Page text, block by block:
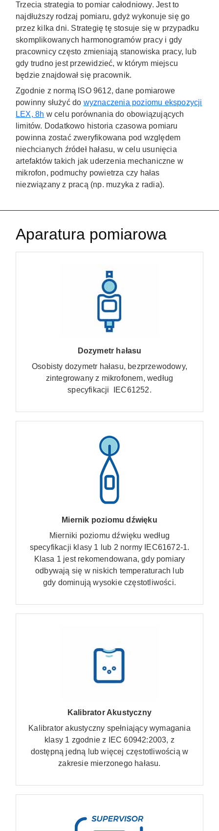
Trzecia strategia to pomiar całodniowy. Jest to
najdłuższy rodzaj pomiaru, gdyż wykonuje się go
przez kilka dni. Strategię tę stosuje się w przypadku
skomplikowanych harmonogramów pracy i gdy
pracownicy często zmieniają stanowiska pracy, lub
gdy trudno jest przewidzieć, w którym miejscu
będzie znajdował się pracownik.
Zgodnie z normą ISO 9612, dane pomiarowe
powinny służyć do wyznaczenia poziomu ekspozycji
LEX, 8h w celu porównania do obowiązujących
limitów. Dodatkowo historia czasowa pomiaru
powinna zostać zweryfikowana pod względem
niechcianych źródeł hałasu, w celu usunięcia
artefaktów takich jak uderzenia mechaniczne w
mikrofon, podmuchy powietrza czy hałas
niezwiązany z pracą (np. muzyka z radia).
Aparatura pomiarowa
Dozymetr hałasu
Osobisty dozymetr hałasu, bezprzewodowy,
zintegrowany z mikrofonem, według
specyfikacji IEC61252.
Miernik poziomu dźwięku
Mierniki poziomu dźwięku według
specyfikacji klasy 1 lub 2 normy IEC61672-1.
Klasa 1 jest rekomendowana, gdy pomiary
odbywają się w niskich temperaturach lub
gdy dominują wysokie częstotliwości.
Kalibrator Akustyczny
Kalibrator akustyczny spełniający wymagania
klasy 1 zgodnie z IEC 60942:2003, z
dostępną jedną lub więcej częstotliwością w
zakresie mierzonego hałasu.